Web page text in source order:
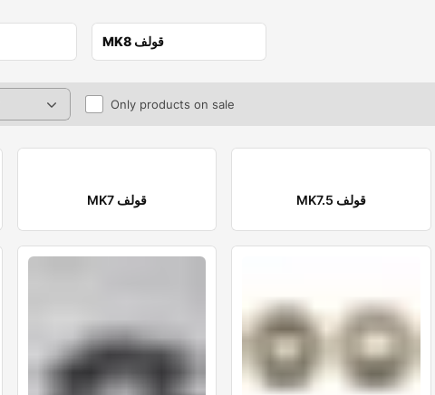
MK8 قولف
Only products on sale
MK7 قولف MK7.5 قولف